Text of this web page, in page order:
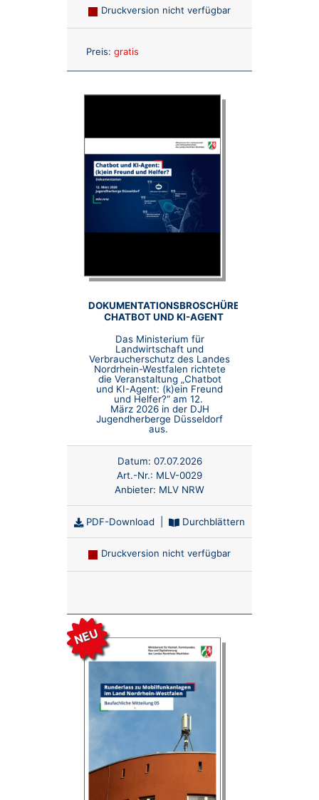
Druckversion nicht verfügbar
Preis: gratis
DOKUMENTATIONSBROSCHÜRE
CHATBOT UND KI-AGENT
Das Ministerium für
Landwirtschaft und
Verbraucherschutz des Landes
Nordrhein-Westfalen richtete
die Veranstaltung „Chatbot
und KI-Agent: (k)ein Freund
und Helfer?“ am 12.
März 2026 in der DJH
Jugendherberge Düsseldorf
aus.
Datum: 07.07.2026
Art.-Nr.: MLV-0029
Anbieter: MLV NRW
PDF-Download Durchblättern
Druckversion nicht verfügbar
NEU